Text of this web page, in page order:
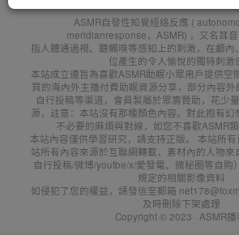
ASMR自發性知覺經絡反應 (
meridianresponse，ASMR) ，又名耳
指人體通過視、聽觸嗅等感知上的刺激，在顱內
位產生的令人愉悅的獨特刺激
本站成立遵旨為喜歡ASMR助眠小眾用戶提供空
買的海內外主播付費助眠資源分享，部分內容
自行投稿等渠道，會員製屬於眾籌贊助，花少
源，註意：本站沒有那種顏色內容。對此抱有幻
不必要的麻煩與對線，如您不喜歡ASMR類
本站內容僅供學習研究，請支持正版。 本站所
站所有內容來源於互聯網轉載，素材內的人物來
自行投稿/微博/youtbe/x/愛發電、微秘圈等自购
規定的相關影像資料
如侵犯了您的權益，請發信至郵箱
及時刪除下架處理
Copyright © 2023 · ASMR播